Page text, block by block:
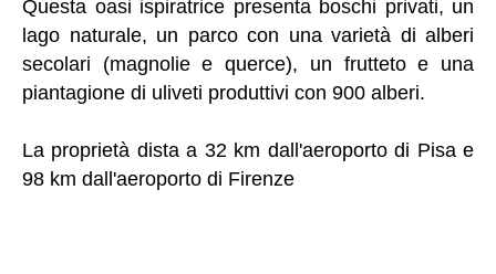
Questa oasi ispiratrice presenta boschi privati, un
lago naturale, un parco con una varietà di alberi
secolari (magnolie e querce), un frutteto e una
piantagione di uliveti produttivi con 900 alberi.
La proprietà dista a 32 km dall'aeroporto di Pisa e
98 km dall'aeroporto di Firenze